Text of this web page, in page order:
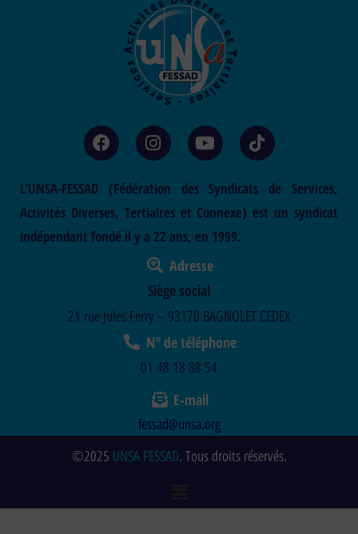
L’UNSA-FESSAD (Fédération des Syndicats de Services,
Activités Diverses, Tertiaires et Connexe) est un syndicat
indépendant fondé il y a 22 ans, en 1999.
Adresse
Siège social
21 rue Jules Ferry – 93170 BAGNOLET CEDEX
N° de téléphone
01 48 18 88 54
E-mail
fessad@unsa.org
©2025 UNSA FESSAD. Tous droits réservés.